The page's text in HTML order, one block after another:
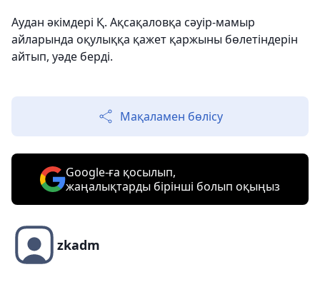
Аудан әкімдері Қ. Ақсақаловқа сәуір-мамыр
айларында оқулыққа қажет қаржыны бөлетіндерін
айтып, уәде берді.
Мақаламен бөлісу
Google-ға қосылып,
жаңалықтарды бірінші болып оқыңыз
zkadm